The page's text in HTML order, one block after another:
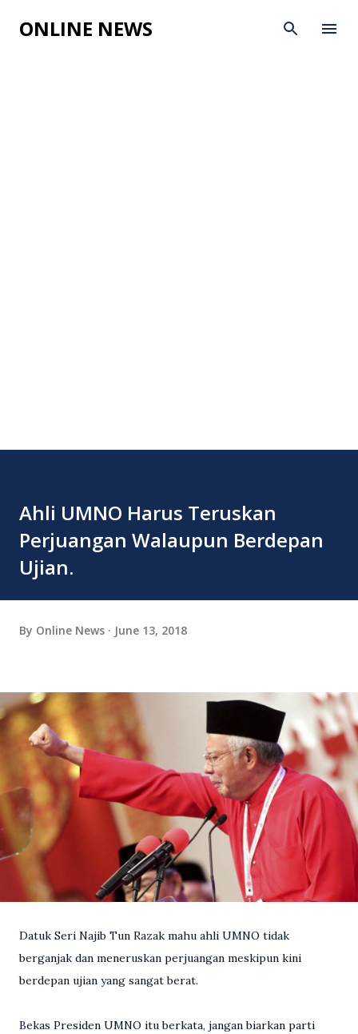
Skip to main content
ONLINE NEWS
Ahli UMNO Harus Teruskan
Perjuangan Walaupun Berdepan
Ujian.
By Online News June 13, 2018
Datuk Seri Najib Tun Razak mahu ahli UMNO tidak
berganjak dan meneruskan perjuangan meskipun kini
berdepan ujian yang sangat berat.
Bekas Presiden UMNO itu berkata, jangan biarkan parti